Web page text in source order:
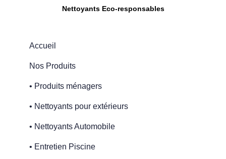
Nettoyants Eco-responsables
Accueil
Nos Produits
• Produits ménagers
• Nettoyants pour extérieurs
• Nettoyants Automobile
• Entretien Piscine